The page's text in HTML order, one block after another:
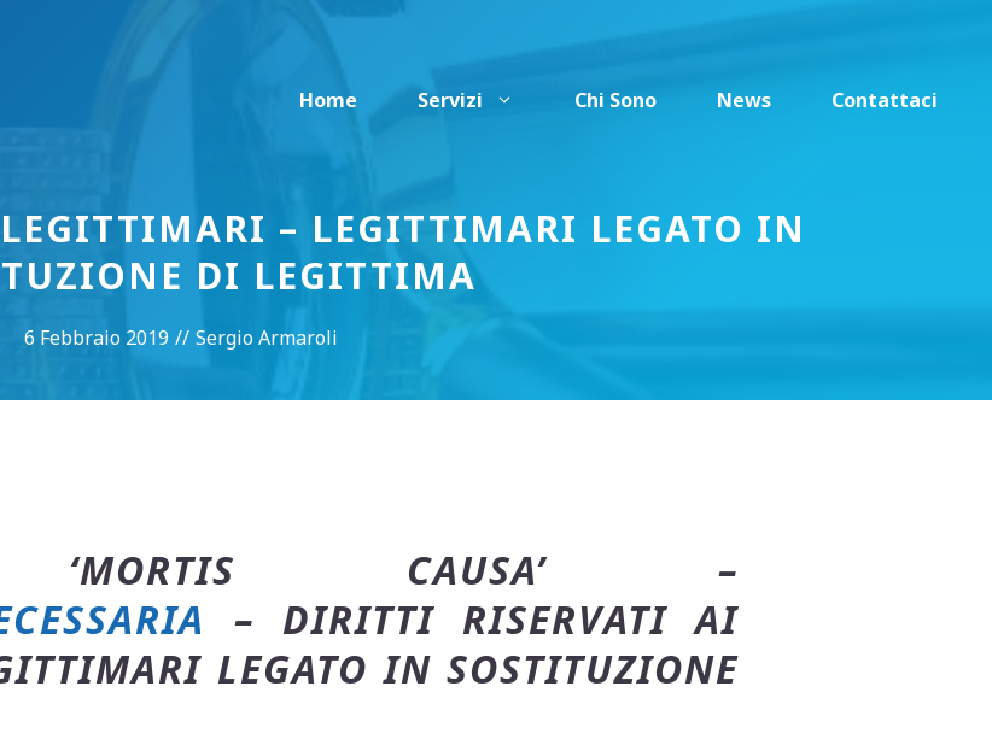
Home
Servizi Chi Sono News Contattaci
– LEGITTIMARI LEGATO IN
DI LEGITTIMA
6 Febbraio 2019 // Sergio Armaroli
‘MORTIS CAUSA’ –
– DIRITTI RISERVATI AI
LEGATO IN SOSTITUZIONE